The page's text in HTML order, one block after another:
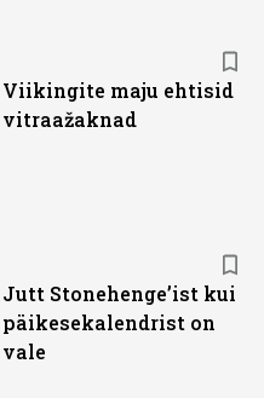
Viikingite maju ehtisid
vitraažaknad
Jutt Stonehenge’ist kui
päikesekalendrist on
vale